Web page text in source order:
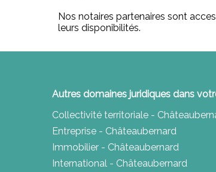
Nos notaires partenaires sont
leurs disponibilités.
Autres domaines juridiques dans
Collectivité territoriale -
Entreprise - Châteaubernard
Immobilier - Châteaubernard
International - Châteaubernard